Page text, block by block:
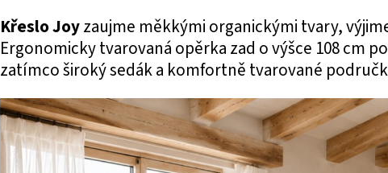
Křeslo Joyzaujme měkkými organickými tvary,
Ergonomicky tvarovaná opěrka zad o výšce 108 cm
zatímco široký sedák a komfortně tvarované